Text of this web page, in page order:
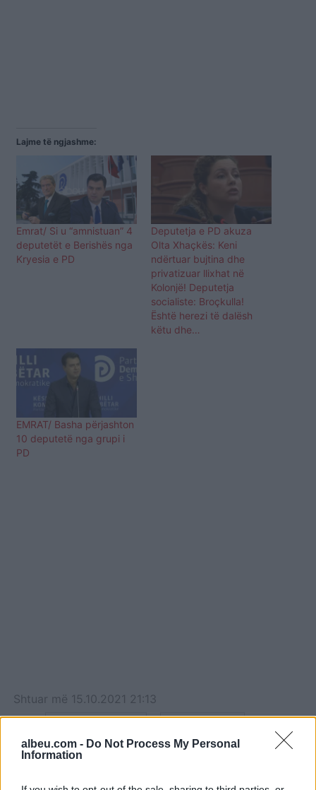
albeu.com - Do Not Process My Personal
Information
Lajme të ngjashme:
Emrat/ Si u “amnistuan” 4
deputetët e Berishës nga
Kryesia e PD
Deputetja e PD akuza
Olta Xhaçkës: Keni
ndërtuar bujtina dhe
privatizuar llixhat në
Kolonjë! Deputetja
socialiste: Broçkulla!
Është herezi të dalësh
këtu dhe…
EMRAT/ Basha përjashton
10 deputetë nga grupi i
PD
Shtuar më 15.10.2021 21:13
Tags:
foltorja e korces , Lulzim Basha ,
perjashtimi i berishes , Sali Berisha ,
sorina
koti